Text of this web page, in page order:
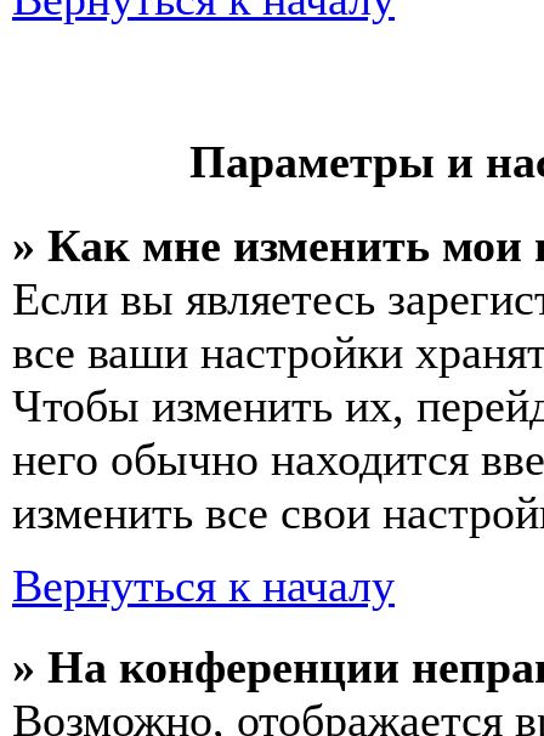
Параметры и
» Как мне изменить мои
Если вы являетесь
все ваши настройки
Чтобы изменить их,
него обычно находится
изменить все свои
Вернуться к началу
» На конференции
Возможно, отображается